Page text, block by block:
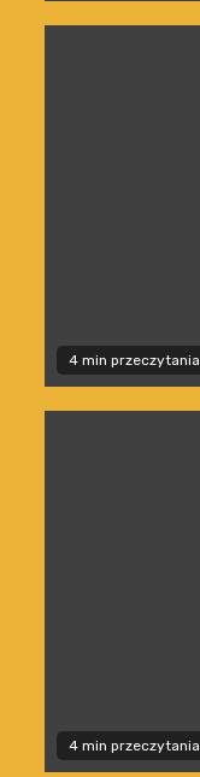
4 min przeczytania
4 min przeczytania